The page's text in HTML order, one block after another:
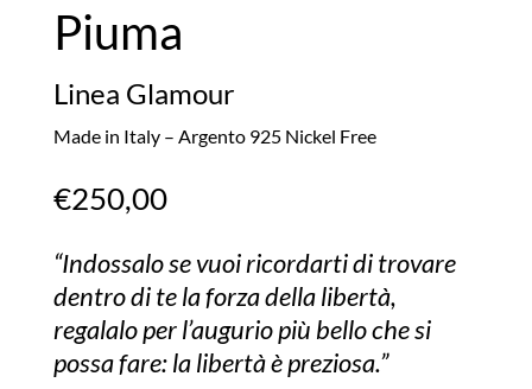
Piuma
Linea Glamour
Made in Italy – Argento 925 Nickel Free
€250,00
“Indossalo se vuoi ricordarti di trovare
dentro di te la forza della libertà,
regalalo per l’augurio più bello che si
possa fare: la libertà è preziosa.”